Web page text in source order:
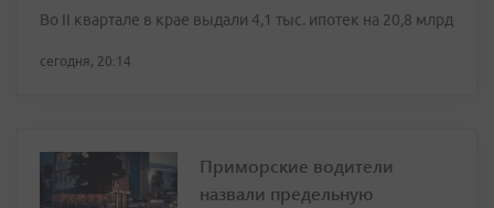
Во II квартале в крае выдали 4,1 тыс. ипотек на 20,8 млрд
сегодня, 20:14
Приморские водители
назвали предельную